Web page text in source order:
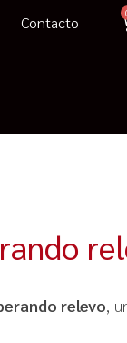
Contacto
relevo,